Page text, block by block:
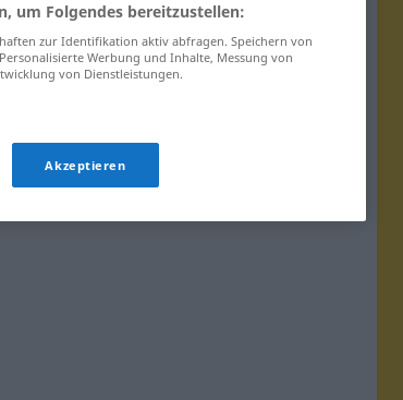
um Folgendes bereitzustellen:
zur Identifikation aktiv abfragen. Speichern von
Werbung und Inhalte, Messung von
von Dienstleistungen.
Akzeptieren